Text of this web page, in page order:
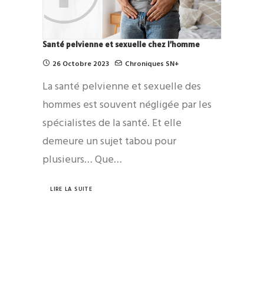
Santé pelvienne et sexuelle chez l’homme
26 Octobre 2023 Chroniques SN+
La santé pelvienne et sexuelle des
hommes est souvent négligée par les
spécialistes de la santé. Et elle
demeure un sujet tabou pour
plusieurs… Que…
LIRE LA SUITE